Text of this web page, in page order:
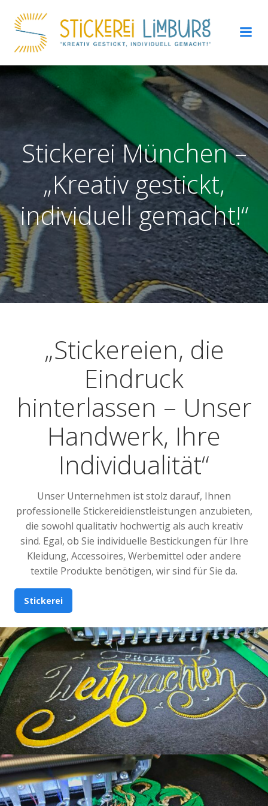
Inhalt
springen
Stickerei München –
„Kreativ gestickt,
individuell gemacht!“
„Stickereien, die
Eindruck
hinterlassen – Unser
Handwerk, Ihre
Individualität“
Unser Unternehmen ist stolz darauf, Ihnen
professionelle Stickereidienstleistungen anzubieten,
die sowohl qualitativ hochwertig als auch kreativ
sind. Egal, ob Sie individuelle Bestickungen für Ihre
Kleidung, Accessoires, Werbemittel oder andere
textile Produkte benötigen, wir sind für Sie da.
Stickerei